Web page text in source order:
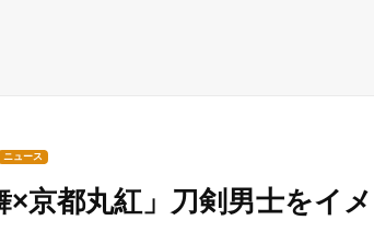
ニュース
×京都丸紅」刀剣男士をイ